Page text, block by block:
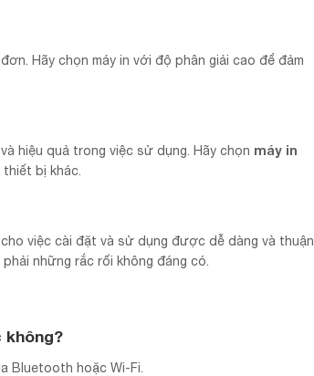
Hãy chọn máy in với độ phân giải cao để đảm
hiệu quả trong việc sử dụng. Hãy chọn máy in
bị khác.
việc cài đặt và sử dụng được dễ dàng và thuận
những rắc rối không đáng có.
Bluetooth hoặc Wi-Fi.